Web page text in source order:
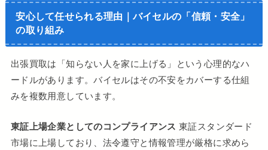
安心して任せられる理由｜バイセルの「信頼・安全」
の取り組み
出張買取は「知らない人を家に上げる」という心理的なハ
ードルがあります。バイセルはその不安をカバーする仕組
みを複数用意しています。
東証上場企業としてのコンプライアンス 東証スタンダード
市場に上場しており、法令遵守と情報管理が厳格に求めら